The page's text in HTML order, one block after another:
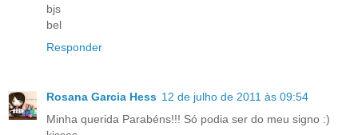
bjs
bel
Responder
Rosana Garcia Hess 12 de julho de 2011 às 09:54
Minha querida Parabéns!!! Só podia ser do meu signo :)